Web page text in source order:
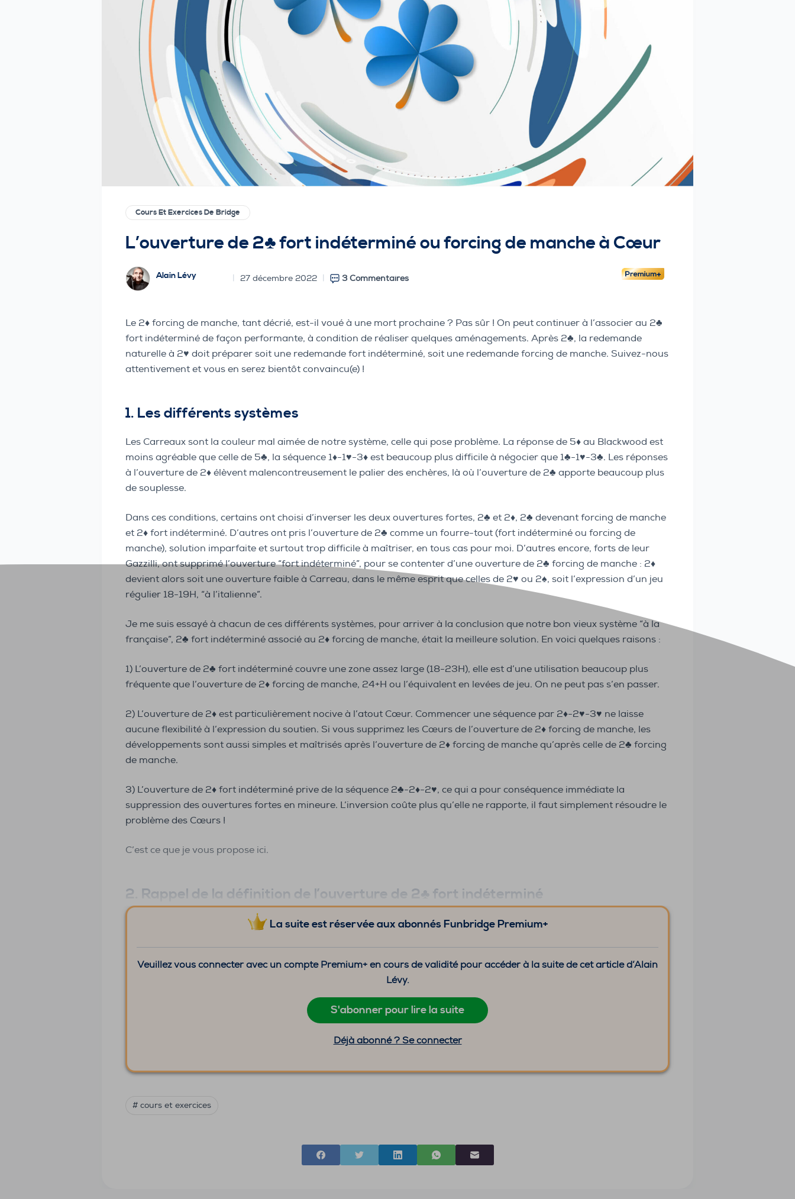
Cours Et Exercices De Bridge
L’ouverture de 2♣️ fort indéterminé ou forcing de manche à Cœur
Alain Lévy 27 décembre 2022 3 Commentaires
Le 2♦️ forcing de manche, tant décrié, est-il voué à une mort prochaine ? Pas sûr ! On peut continuer à l’associer au 2♣️
fort indéterminé de façon performante, à condition de réaliser quelques aménagements. Après 2♣️, la redemande
naturelle à 2♥️ doit préparer soit une redemande fort indéterminé, soit une redemande forcing de manche. Suivez-nous
attentivement et vous en serez bientôt convaincu(e) !
1. Les différents systèmes
Les Carreaux sont la couleur mal aimée de notre système, celle qui pose problème. La réponse de 5♦️ au Blackwood est
moins agréable que celle de 5♣️, la séquence 1♦️-1♥️-3♦️ est beaucoup plus difficile à négocier que 1♣️-1♥️-3♣️. Les réponses
à l’ouverture de 2♦️ élèvent malencontreusement le palier des enchères, là où l’ouverture de 2♣️ apporte beaucoup plus
de souplesse.
Dans ces conditions, certains ont choisi d’inverser les deux ouvertures fortes, 2♣️ et 2♦️, 2♣️ devenant forcing de manche
et 2♦️ fort indéterminé. D’autres ont pris l’ouverture de 2♣️ comme un fourre-tout (fort indéterminé ou forcing de
manche), solution imparfaite et surtout trop difficile à maîtriser, en tous cas pour moi. D’autres encore, forts de leur
Gazzilli, ont supprimé l’ouverture “fort indéterminé”, pour se contenter d’une ouverture de 2♣️ forcing de manche : 2♦️
devient alors soit une ouverture faible à Carreau, dans le même esprit que celles de 2♥️ ou 2♠️, soit l’expression d’un jeu
régulier 18-19H, “à l’italienne”.
Je me suis essayé à chacun de ces différents systèmes, pour arriver à la conclusion que notre bon vieux système “à la
française”, 2♣️ fort indéterminé associé au 2♦️ forcing de manche, était la meilleure solution. En voici quelques raisons :
1) L’ouverture de 2♣️ fort indéterminé couvre une zone assez large (18-23H), elle est d’une utilisation beaucoup plus
fréquente que l’ouverture de 2♦️ forcing de manche, 24+H ou l’équivalent en levées de jeu. On ne peut pas s’en passer.
2) L’ouverture de 2♦️ est particulièrement nocive à l’atout Cœur. Commencer une séquence par 2♦️-2♥️-3♥️ ne laisse
aucune flexibilité à l’expression du soutien. Si vous supprimez les Cœurs de l’ouverture de 2♦️ forcing de manche, les
développements sont aussi simples et maîtrisés après l’ouverture de 2♦️ forcing de manche qu’après celle de 2♣️ forcing
de manche.
3) L’ouverture de 2♦️ fort indéterminé prive de la séquence 2♣️-2♦️-2♥️, ce qui a pour conséquence immédiate la
suppression des ouvertures fortes en mineure. L’inversion coûte plus qu’elle ne rapporte, il faut simplement résoudre le
problème des Cœurs !
C’est ce que je vous propose ici.
2. Rappel de la définition de l’ouverture de 2♣️ fort indéterminé
La suite est réservée aux abonnés Funbridge Premium+
Veuillez vous connecter avec un compte Premium+ en cours de validité pour accéder à la suite de cet article d’Alain
Lévy.
S'abonner pour lire la suite
Déjà abonné ? Se connecter
# cours et exercices